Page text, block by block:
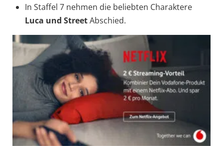
In Staffel 7 nehmen die beliebten Charaktere
Luca und StreetAbschied.